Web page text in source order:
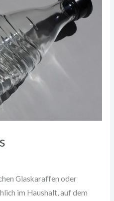
Glaskaraffen oder
im Haushalt, auf dem